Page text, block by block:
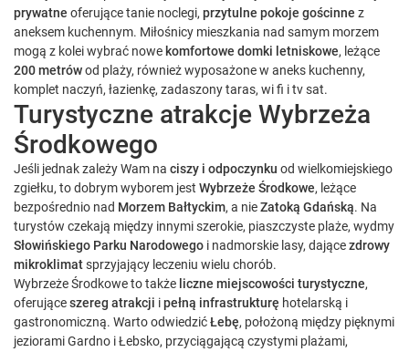
prywatne oferujące tanie noclegi, przytulne pokoje gościnne z
aneksem kuchennym. Miłośnicy mieszkania nad samym morzem
mogą z kolei wybrać nowe komfortowe domki letniskowe, leżące
200 metrówod plaży, również wyposażone w aneks kuchenny,
komplet naczyń, łazienkę, zadaszony taras, wi fi i tv sat.
Turystyczne atrakcje Wybrzeża
Środkowego
Jeśli jednak zależy Wam na ciszy i odpoczynku od wielkomiejskiego
zgiełku, to dobrym wyborem jest Wybrzeże Środkowe, leżące
bezpośrednio nad Morzem Bałtyckim, a nieZatoką Gdańską. Na
turystów czekają między innymi szerokie, piaszczyste plaże, wydmy
Słowińskiego Parku Narodowego i nadmorskie lasy, dającezdrowy
mikroklimatsprzyjający leczeniu wielu chorób.
Wybrzeże Środkowe to także liczne miejscowości turystyczne,
oferująceszereg atrakcji ipełną infrastrukturę hotelarską i
gastronomiczną. Warto odwiedzićŁebę, położoną między pięknymi
jeziorami Gardno i Łebsko, przyciągającą czystymi plażami,